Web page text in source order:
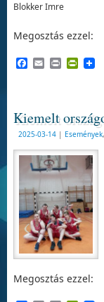
Blokker Imre
Megosztás ezzel:
Facebook
EmailPrint
Kiemelt
2025-03-14 | Események,
Megosztás ezzel: